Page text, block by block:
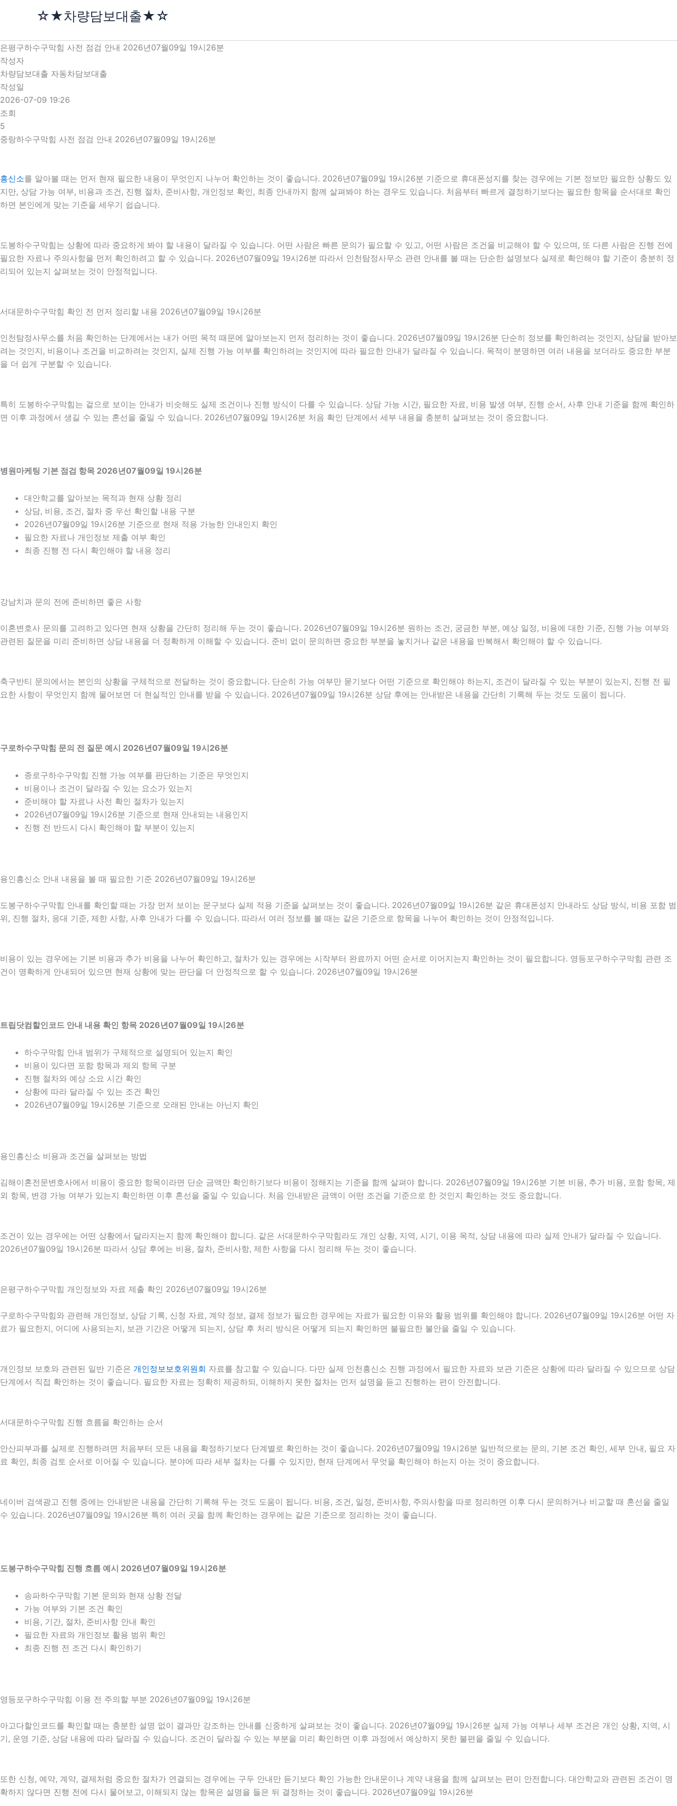
로
건
너
뛰
기
☆★차량담보대출★☆
은평구하수구막힘 사전 점검 안내 2026년07월09일 19시26분
작성자
차량담보대출 자동차담보대출
작성일
2026-07-09 19:26
조회
5
중랑하수구막힘 사전 점검 안내 2026년07월09일 19시26분
흥신소를 알아볼 때는 먼저 현재 필요한 내용이 무엇인지 나누어 확인하는 것이 좋습니다. 2026년07월09일 19시26분 기준으로 휴대폰성지를 찾는 경우에는 기본 정보만 필요한 상황도 있
지만, 상담 가능 여부, 비용과 조건, 진행 절차, 준비사항, 개인정보 확인, 최종 안내까지 함께 살펴봐야 하는 경우도 있습니다. 처음부터 빠르게 결정하기보다는 필요한 항목을 순서대로 확인
하면 본인에게 맞는 기준을 세우기 쉽습니다.
도봉하수구막힘는 상황에 따라 중요하게 봐야 할 내용이 달라질 수 있습니다. 어떤 사람은 빠른 문의가 필요할 수 있고, 어떤 사람은 조건을 비교해야 할 수 있으며, 또 다른 사람은 진행 전에
필요한 자료나 주의사항을 먼저 확인하려고 할 수 있습니다. 2026년07월09일 19시26분 따라서 인천탐정사무소 관련 안내를 볼 때는 단순한 설명보다 실제로 확인해야 할 기준이 충분히 정
리되어 있는지 살펴보는 것이 안정적입니다.
서대문하수구막힘 확인 전 먼저 정리할 내용 2026년07월09일 19시26분
인천탐정사무소를 처음 확인하는 단계에서는 내가 어떤 목적 때문에 알아보는지 먼저 정리하는 것이 좋습니다. 2026년07월09일 19시26분 단순히 정보를 확인하려는 것인지, 상담을 받아보
려는 것인지, 비용이나 조건을 비교하려는 것인지, 실제 진행 가능 여부를 확인하려는 것인지에 따라 필요한 안내가 달라질 수 있습니다. 목적이 분명하면 여러 내용을 보더라도 중요한 부분
을 더 쉽게 구분할 수 있습니다.
특히 도봉하수구막힘는 겉으로 보이는 안내가 비슷해도 실제 조건이나 진행 방식이 다를 수 있습니다. 상담 가능 시간, 필요한 자료, 비용 발생 여부, 진행 순서, 사후 안내 기준을 함께 확인하
면 이후 과정에서 생길 수 있는 혼선을 줄일 수 있습니다. 2026년07월09일 19시26분 처음 확인 단계에서 세부 내용을 충분히 살펴보는 것이 중요합니다.
병원마케팅 기본 점검 항목 2026년07월09일 19시26분
대안학교를 알아보는 목적과 현재 상황 정리
상담, 비용, 조건, 절차 중 우선 확인할 내용 구분
2026년07월09일 19시26분 기준으로 현재 적용 가능한 안내인지 확인
필요한 자료나 개인정보 제출 여부 확인
최종 진행 전 다시 확인해야 할 내용 정리
강남치과 문의 전에 준비하면 좋은 사항
이혼변호사 문의를 고려하고 있다면 현재 상황을 간단히 정리해 두는 것이 좋습니다. 2026년07월09일 19시26분 원하는 조건, 궁금한 부분, 예상 일정, 비용에 대한 기준, 진행 가능 여부와
관련된 질문을 미리 준비하면 상담 내용을 더 정확하게 이해할 수 있습니다. 준비 없이 문의하면 중요한 부분을 놓치거나 같은 내용을 반복해서 확인해야 할 수 있습니다.
축구반티 문의에서는 본인의 상황을 구체적으로 전달하는 것이 중요합니다. 단순히 가능 여부만 묻기보다 어떤 기준으로 확인해야 하는지, 조건이 달라질 수 있는 부분이 있는지, 진행 전 필
요한 사항이 무엇인지 함께 물어보면 더 현실적인 안내를 받을 수 있습니다. 2026년07월09일 19시26분 상담 후에는 안내받은 내용을 간단히 기록해 두는 것도 도움이 됩니다.
구로하수구막힘 문의 전 질문 예시 2026년07월09일 19시26분
종로구하수구막힘 진행 가능 여부를 판단하는 기준은 무엇인지
비용이나 조건이 달라질 수 있는 요소가 있는지
준비해야 할 자료나 사전 확인 절차가 있는지
2026년07월09일 19시26분 기준으로 현재 안내되는 내용인지
진행 전 반드시 다시 확인해야 할 부분이 있는지
용인흥신소 안내 내용을 볼 때 필요한 기준 2026년07월09일 19시26분
도봉구하수구막힘 안내를 확인할 때는 가장 먼저 보이는 문구보다 실제 적용 기준을 살펴보는 것이 좋습니다. 2026년07월09일 19시26분 같은 휴대폰성지 안내라도 상담 방식, 비용 포함 범
위, 진행 절차, 응대 기준, 제한 사항, 사후 안내가 다를 수 있습니다. 따라서 여러 정보를 볼 때는 같은 기준으로 항목을 나누어 확인하는 것이 안정적입니다.
비용이 있는 경우에는 기본 비용과 추가 비용을 나누어 확인하고, 절차가 있는 경우에는 시작부터 완료까지 어떤 순서로 이어지는지 확인하는 것이 필요합니다. 영등포구하수구막힘 관련 조
건이 명확하게 안내되어 있으면 현재 상황에 맞는 판단을 더 안정적으로 할 수 있습니다. 2026년07월09일 19시26분
트립닷컴할인코드 안내 내용 확인 항목 2026년07월09일 19시26분
하수구막힘 안내 범위가 구체적으로 설명되어 있는지 확인
비용이 있다면 포함 항목과 제외 항목 구분
진행 절차와 예상 소요 시간 확인
상황에 따라 달라질 수 있는 조건 확인
2026년07월09일 19시26분 기준으로 오래된 안내는 아닌지 확인
용인흥신소 비용과 조건을 살펴보는 방법
김해이혼전문변호사에서 비용이 중요한 항목이라면 단순 금액만 확인하기보다 비용이 정해지는 기준을 함께 살펴야 합니다. 2026년07월09일 19시26분 기본 비용, 추가 비용, 포함 항목, 제
외 항목, 변경 가능 여부가 있는지 확인하면 이후 혼선을 줄일 수 있습니다. 처음 안내받은 금액이 어떤 조건을 기준으로 한 것인지 확인하는 것도 중요합니다.
조건이 있는 경우에는 어떤 상황에서 달라지는지 함께 확인해야 합니다. 같은 서대문하수구막힘라도 개인 상황, 지역, 시기, 이용 목적, 상담 내용에 따라 실제 안내가 달라질 수 있습니다.
2026년07월09일 19시26분 따라서 상담 후에는 비용, 절차, 준비사항, 제한 사항을 다시 정리해 두는 것이 좋습니다.
은평구하수구막힘 개인정보와 자료 제출 확인 2026년07월09일 19시26분
구로하수구막힘와 관련해 개인정보, 상담 기록, 신청 자료, 계약 정보, 결제 정보가 필요한 경우에는 자료가 필요한 이유와 활용 범위를 확인해야 합니다. 2026년07월09일 19시26분 어떤 자
료가 필요한지, 어디에 사용되는지, 보관 기간은 어떻게 되는지, 상담 후 처리 방식은 어떻게 되는지 확인하면 불필요한 불안을 줄일 수 있습니다.
개인정보 보호와 관련된 일반 기준은 개인정보보호위원회 자료를 참고할 수 있습니다. 다만 실제 인천흥신소 진행 과정에서 필요한 자료와 보관 기준은 상황에 따라 달라질 수 있으므로 상담
단계에서 직접 확인하는 것이 좋습니다. 필요한 자료는 정확히 제공하되, 이해하지 못한 절차는 먼저 설명을 듣고 진행하는 편이 안전합니다.
서대문하수구막힘 진행 흐름을 확인하는 순서
안산피부과를 실제로 진행하려면 처음부터 모든 내용을 확정하기보다 단계별로 확인하는 것이 좋습니다. 2026년07월09일 19시26분 일반적으로는 문의, 기본 조건 확인, 세부 안내, 필요 자
료 확인, 최종 검토 순서로 이어질 수 있습니다. 분야에 따라 세부 절차는 다를 수 있지만, 현재 단계에서 무엇을 확인해야 하는지 아는 것이 중요합니다.
네이버 검색광고 진행 중에는 안내받은 내용을 간단히 기록해 두는 것도 도움이 됩니다. 비용, 조건, 일정, 준비사항, 주의사항을 따로 정리하면 이후 다시 문의하거나 비교할 때 혼선을 줄일
수 있습니다. 2026년07월09일 19시26분 특히 여러 곳을 함께 확인하는 경우에는 같은 기준으로 정리하는 것이 좋습니다.
도봉구하수구막힘 진행 흐름 예시 2026년07월09일 19시26분
송파하수구막힘 기본 문의와 현재 상황 전달
가능 여부와 기본 조건 확인
비용, 기간, 절차, 준비사항 안내 확인
필요한 자료와 개인정보 활용 범위 확인
최종 진행 전 조건 다시 확인하기
영등포구하수구막힘 이용 전 주의할 부분 2026년07월09일 19시26분
아고다할인코드를 확인할 때는 충분한 설명 없이 결과만 강조하는 안내를 신중하게 살펴보는 것이 좋습니다. 2026년07월09일 19시26분 실제 가능 여부나 세부 조건은 개인 상황, 지역, 시
기, 운영 기준, 상담 내용에 따라 달라질 수 있습니다. 조건이 달라질 수 있는 부분을 미리 확인하면 이후 과정에서 예상하지 못한 불편을 줄일 수 있습니다.
또한 신청, 예약, 계약, 결제처럼 중요한 절차가 연결되는 경우에는 구두 안내만 듣기보다 확인 가능한 안내문이나 계약 내용을 함께 살펴보는 편이 안전합니다. 대안학교와 관련된 조건이 명
확하지 않다면 진행 전에 다시 물어보고, 이해되지 않는 항목은 설명을 들은 뒤 결정하는 것이 좋습니다. 2026년07월09일 19시26분